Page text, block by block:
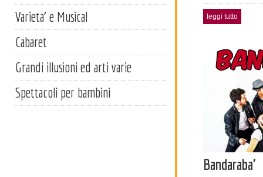
Varieta' e Musical
Cabaret
Grandi illusioni ed arti varie
Spettacoli per bambini
leggi tutto
Bandaraba'